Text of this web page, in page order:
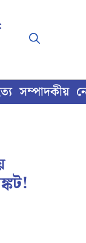
সম্পাদকীয়